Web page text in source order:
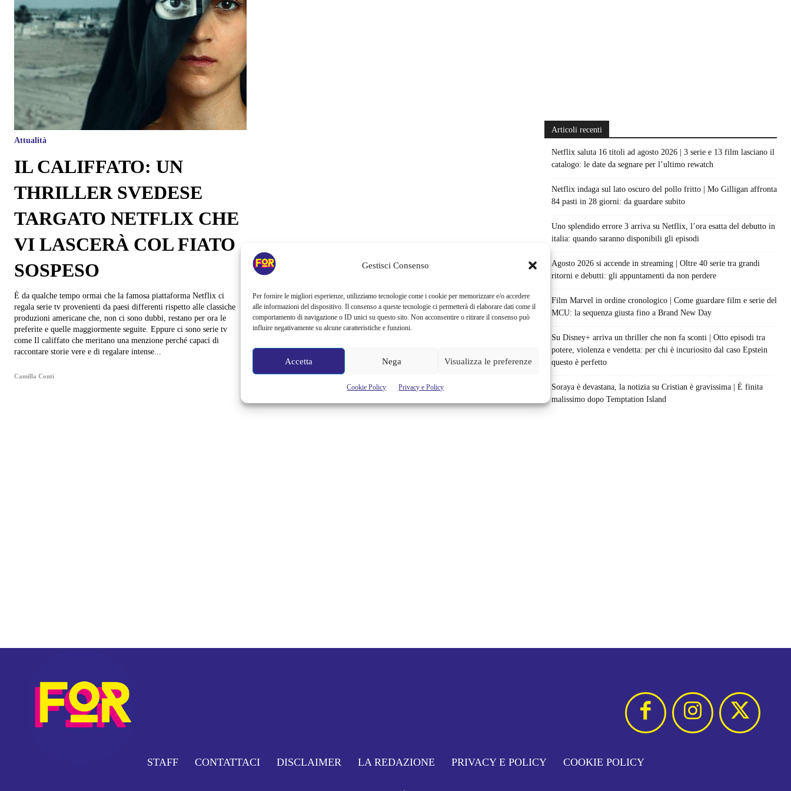
Gestisci Consenso
Per fornire le migliori esperienze, utilizziamo tecnologie come i cookie per memorizzare e/o accedere
alle informazioni del dispositivo. Il consenso a queste tecnologie ci permetterà di elaborare dati come il
comportamento di navigazione o ID unici su questo sito. Non acconsentire o ritirare il consenso può
influire negativamente su alcune caratteristiche e funzioni.
Accetta Nega Visualizza le preferenze
Cookie Policy Privacy e Policy
Attualità
IL CALIFFATO: UN
THRILLER SVEDESE
TARGATO NETFLIX CHE
VI LASCERÀ COL FIATO
SOSPESO
È da qualche tempo ormai che la famosa piattaforma Netflix ci
regala serie tv provenienti da paesi differenti rispetto alle classiche
produzioni americane che, non ci sono dubbi, restano per ora le
preferite e quelle maggiormente seguite. Eppure ci sono serie tv
come Il califfato che meritano una menzione perché capaci di
raccontare storie vere e di regalare intense...
Camilla Conti
Articoli recenti
Netflix saluta 16 titoli ad agosto 2026 | 3 serie e 13 film lasciano il
catalogo: le date da segnare per l’ultimo rewatch
Netflix indaga sul lato oscuro del pollo fritto | Mo Gilligan affronta
84 pasti in 28 giorni: da guardare subito
Uno splendido errore 3 arriva su Netflix, l’ora esatta del debutto in
italia: quando saranno disponibili gli episodi
Agosto 2026 si accende in streaming | Oltre 40 serie tra grandi
ritorni e debutti: gli appuntamenti da non perdere
Film Marvel in ordine cronologico | Come guardare film e serie del
MCU: la sequenza giusta fino a Brand New Day
Su Disney+ arriva un thriller che non fa sconti | Otto episodi tra
potere, violenza e vendetta: per chi è incuriosito dal caso Epstein
questo è perfetto
Soraya è devastana, la notizia su Cristian è gravissima | È finita
malissimo dopo Temptation Island
STAFF CONTATTACI DISCLAIMER LA REDAZIONE PRIVACY E POLICY COOKIE POLICY